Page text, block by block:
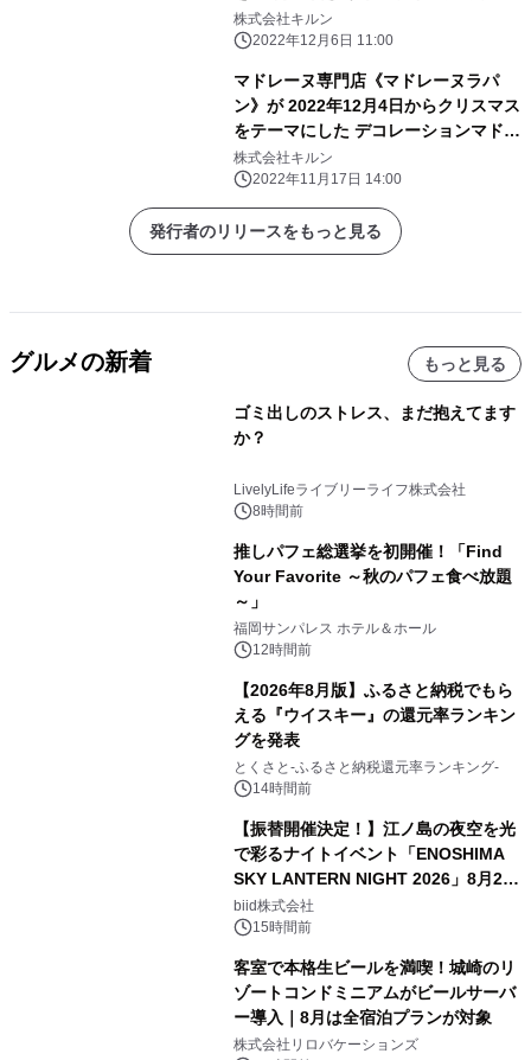
にて受注生産販売開始
株式会社キルン
2022年12月6日 11:00
マドレーヌ専門店《マドレーヌラパ
ン》が 2022年12月4日からクリスマス
をテーマにした デコレーションマドレ
ーヌをオンライン完全受注生産にて販
売
株式会社キルン
2022年11月17日 14:00
発行者のリリースをもっと見る
グルメの新着 もっと見る
ゴミ出しのストレス、まだ抱えてます
か？
LivelyLifeライブリーライフ株式会社
8時間前
推しパフェ総選挙を初開催！「Find
Your Favorite ～秋のパフェ食べ放題
～」
福岡サンパレス ホテル＆ホール
12時間前
【2026年8月版】ふるさと納税でもら
える『ウイスキー』の還元率ランキン
グを発表
とくさと-ふるさと納税還元率ランキング-
14時間前
【振替開催決定！】江ノ島の夜空を光
で彩るナイトイベント「ENOSHIMA
SKY LANTERN NIGHT 2026」8月22
日(土)振替開催＆受付スタート！
biid株式会社
15時間前
客室で本格生ビールを満喫！城崎のリ
ゾートコンドミニアムがビールサーバ
ー導入｜8月は全宿泊プランが対象
株式会社リロバケーションズ